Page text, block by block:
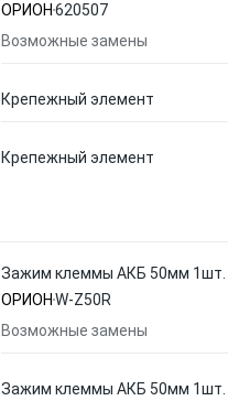
ОРИОН 620507
Возможные замены
Крепежный элемент
Крепежный элемент
Зажим клеммы АКБ 50мм
ОРИОН W-Z50R
Возможные замены
Зажим клеммы АКБ 50мм